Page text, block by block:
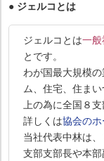
● ジェルコとは
ジェルコとは一般
とです。
わが国最大規模
ム、住宅、住ま
上の為に全国８
詳しくは協会のホ
当社代表中林は
支部支部長や本